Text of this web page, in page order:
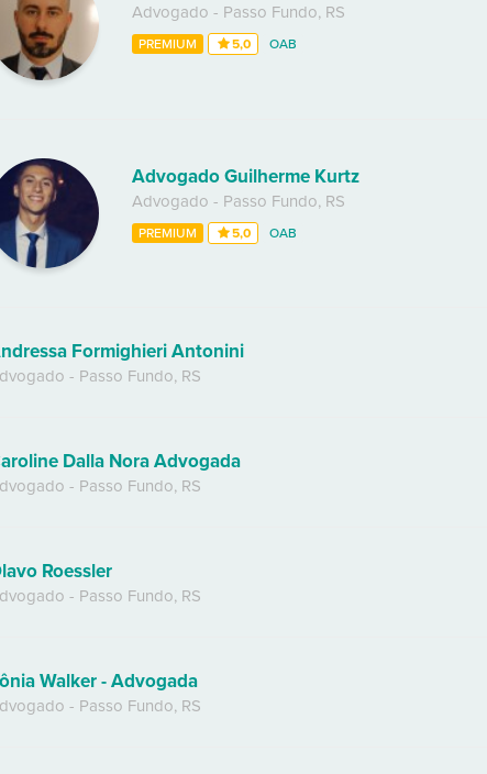
Advogado - Passo Fundo, RS
PREMIUM 5,0 OAB
Advogado Guilherme Kurtz
Advogado - Passo Fundo, RS
PREMIUM 5,0 OAB
Formighieri Antonini
- Passo Fundo, RS
Dalla Nora Advogada
- Passo Fundo, RS
Roessler
- Passo Fundo, RS
Walker - Advogada
- Passo Fundo, RS